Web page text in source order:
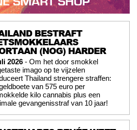
BESTRAFT
(NOG) HARDER
2026 - Om het door smokkel
imago op te vijzelen
Thailand strengere straffen:
van 575 euro per
kilo cannabis plus een
gevangenisstraf van 10 jaar!